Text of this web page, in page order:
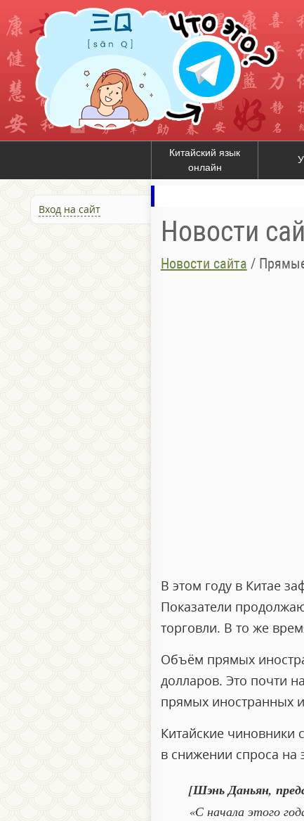
Китайский язык
онлайн
Вход на сайт
Новости
Новости сайта /
В этом году в Китае
Показатели
торговли. В то же
Объём прямых
долларов. Это почти
прямых иностранных
Китайские чиновники
в снижении спроса на
[Шэнь Даньян,
«С начала этого